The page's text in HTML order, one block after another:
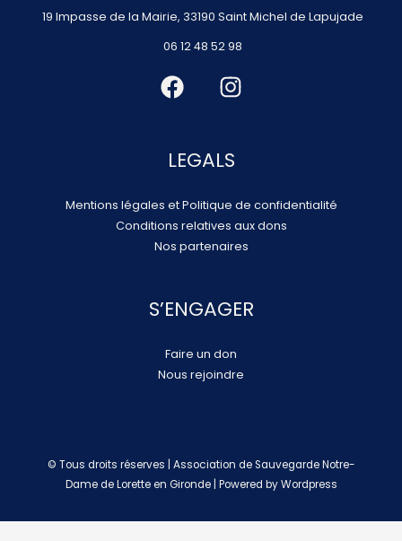
19 Impasse de la Mairie, 33190 Saint Michel de Lapujade
06 12 48 52 98
LEGALS
Mentions légales et Politique de confidentialité
Conditions relatives aux dons
Nos partenaires
S’ENGAGER
Faire un don
Nous rejoindre
© Tous droits réserves | Association de Sauvegarde Notre-
Dame de Lorette en Gironde | Powered by Wordpress